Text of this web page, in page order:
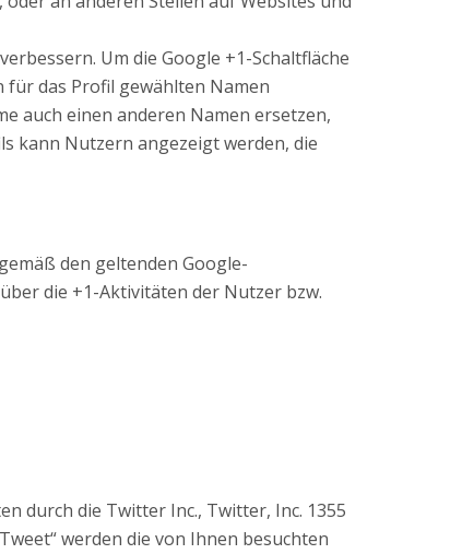
Um die Google +1-Schaltfläche
für das Profil gewählten Namen
auch einen anderen Namen ersetzen,
kann Nutzern angezeigt werden, die
den geltenden Google-
die +1-Aktivitäten der Nutzer bzw.
durch die Twitter Inc., Twitter, Inc. 1355
werden die von Ihnen besuchten